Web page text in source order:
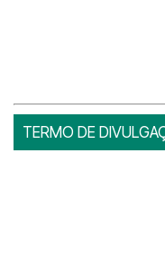
TERMO DE